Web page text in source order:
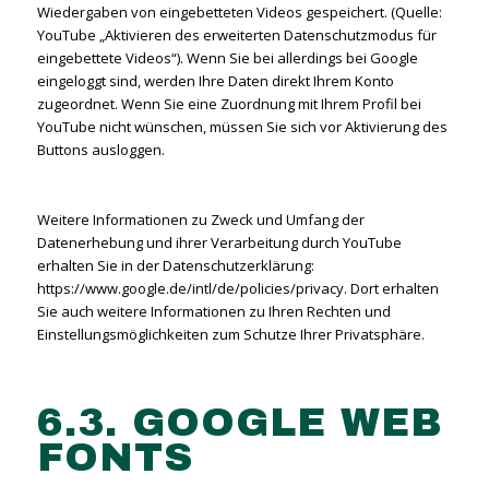
Wiedergaben von eingebetteten Videos gespeichert. (Quelle:
YouTube „Aktivieren des erweiterten Datenschutzmodus für
eingebettete Videos“). Wenn Sie bei allerdings bei Google
eingeloggt sind, werden Ihre Daten direkt Ihrem Konto
zugeordnet. Wenn Sie eine Zuordnung mit Ihrem Profil bei
YouTube nicht wünschen, müssen Sie sich vor Aktivierung des
Buttons ausloggen.
Weitere Informationen zu Zweck und Umfang der
Datenerhebung und ihrer Verarbeitung durch YouTube
erhalten Sie in der Datenschutzerklärung:
https://www.google.de/intl/de/policies/privacy. Dort erhalten
Sie auch weitere Informationen zu Ihren Rechten und
Einstellungsmöglichkeiten zum Schutze Ihrer Privatsphäre.
6.3. GOOGLE WEB
FONTS